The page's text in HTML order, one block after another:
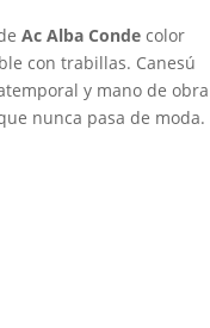
Ac Alba Conde color
con trabillas. Canesú
y mano de obra
nunca pasa de moda.